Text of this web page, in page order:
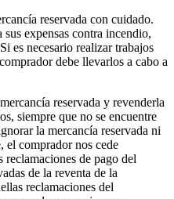
reservada con cuidado.
sus expensas contra incendio,
es necesario realizar trabajos
debe llevarlos a cabo a
reservada y revenderla
siempre que no se encuentre
la mercancía reservada ni
el comprador nos cede
reclamaciones de pago del
de la reventa de la
reclamaciones del